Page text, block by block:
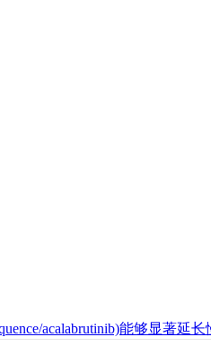
acalabrutinib)能够显著延